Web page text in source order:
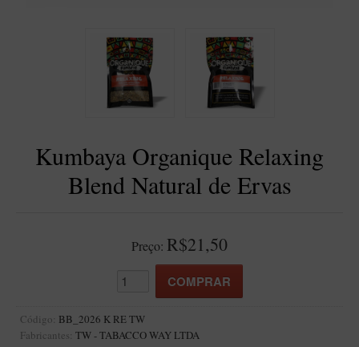
Blends Para Cachimbo
Blends Para Enrolar
Cândido Giovanella
Doctor Pipe
LINHA IDELFONSO BERTOLDI
Kumbaya Organique Relaxing
Blend Natural de Ervas
Preço: R$21,50
Código: BB_2026 K RE TW
Fabricantes: TW - TABACCO WAY LTDA